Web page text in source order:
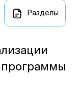
Разделы
программы